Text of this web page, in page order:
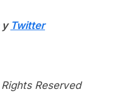
y Twitter
Reserved